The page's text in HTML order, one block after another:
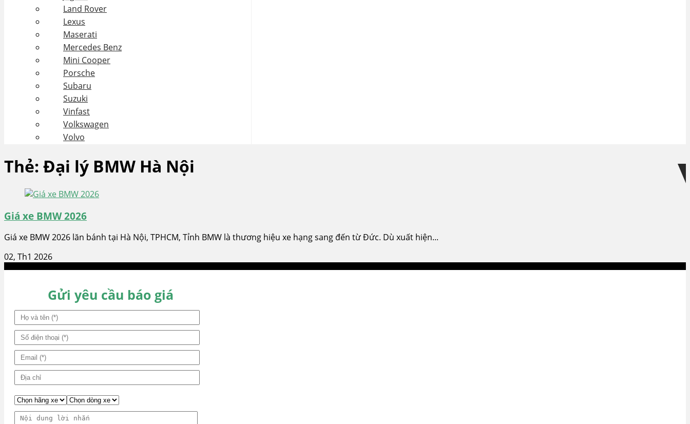
Land Rover
Lexus
Maserati
Mercedes Benz
Mini Cooper
Porsche
Subaru
Suzuki
Vinfast
Volkswagen
Volvo
Thẻ: Đại lý BMW Hà Nội
Giá xe BMW 2026
Giá xe BMW 2026 lăn bánh tại Hà Nội, TPHCM, Tỉnh BMW là thương hiệu xe hạng sang đến từ Đức. Dù xuất hiện...
02, Th1 2026
Gửi yêu cầu báo giá